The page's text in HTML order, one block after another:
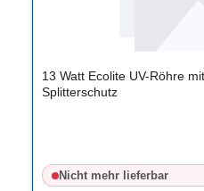
13 Watt Ecolite UV-Röhre
Splitterschutz
Nicht mehr lieferbar